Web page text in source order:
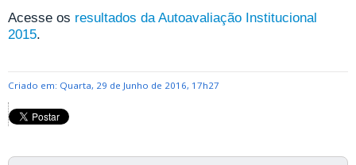
Acesse os resultados da Autoavaliação Institucional
2015.
Criado em: Quarta, 29 de Junho de 2016, 17h27